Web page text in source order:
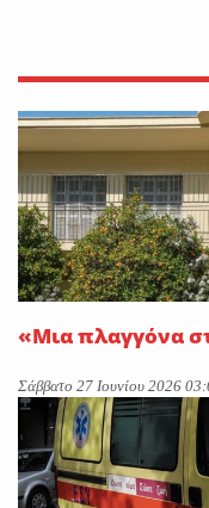
«Μια πλαγγόνα
Σάββατο 27 Ιουνίου 2026